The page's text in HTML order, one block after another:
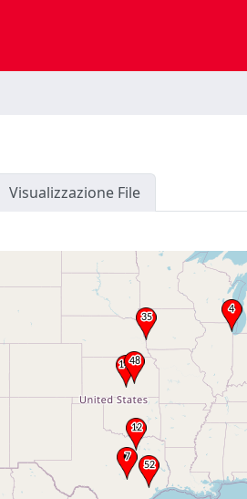
Visualizzazione File